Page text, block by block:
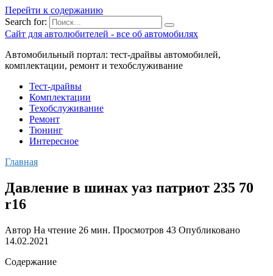
Перейти к содержанию
Search for:
Сайт для автолюбителей - все об автомобилях
Автомобильный портал: тест-драйвы автомобилей,
комплектации, ремонт и техобслуживание
Тест-драйвы
Комплектации
Техобслуживание
Ремонт
Тюнинг
Интересное
Главная
Давление в шинах уаз патриот 235 70
r16
Автор На чтение 26 мин. Просмотров 43 Опубликовано
14.02.2021
Содержание